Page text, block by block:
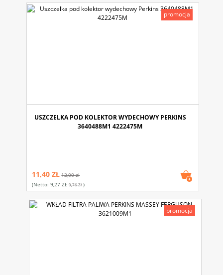
USZCZELKA POD KOLEKTOR WYDECHOWY PERKINS
3640488M1 4222475M
11,40 ZŁ 12,00 zł
(netto:9,27 ZŁ 9,76 Zł)
promocja
promocja